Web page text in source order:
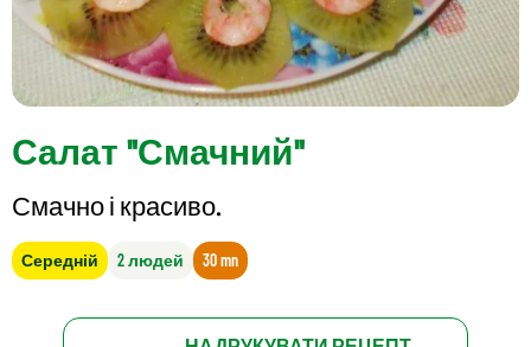
Салат "Смачний"
Смачно і красиво.
Середній 2 людей 30 mn